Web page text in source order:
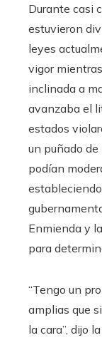
Durante casi
estuvieron
leyes
vigor
inclinada a
avanzaba el
estados
un puñado
podían
Enmienda y
para
“Tengo un
amplias que
la cara”, dijo